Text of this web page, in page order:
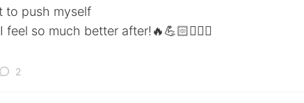
to push myself
feel so much better after!🔥💪🏻🏋🏻‍♀️
2